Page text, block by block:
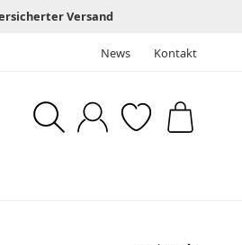
Versand
News Kontakt